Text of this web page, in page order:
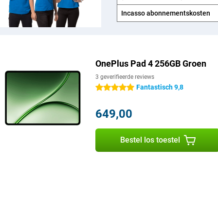
eenvoudig. Dankzij de
de krachtige hardware van deze
Incasso abonnements­kosten
OnePlus Pad 4 256GB Groen
3 geverifieerde reviews
5 sterrenFantastisch 9,8
649,00
Bestel los toestel